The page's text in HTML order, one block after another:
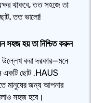
থাকবে, তত সহজে তা
তত ভালো!
সহজ হয় তা নিশ্চিত করুন
উল্লেখ করা দরকার—মনে
একটি ছোট .HAUS
মানুষের জন্য আপনার
সহজ হবে।